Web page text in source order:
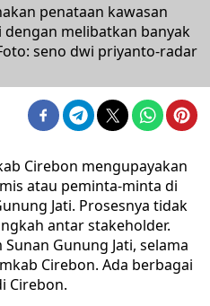
penataan kawasan
dengan melibatkan banyak
seno dwi priyanto-radar
Cirebon mengupayakan
atau peminta-minta di
Jati. Prosesnya tidak
antar stakeholder.
Gunung Jati, selama
Cirebon. Ada berbagai
Cirebon.